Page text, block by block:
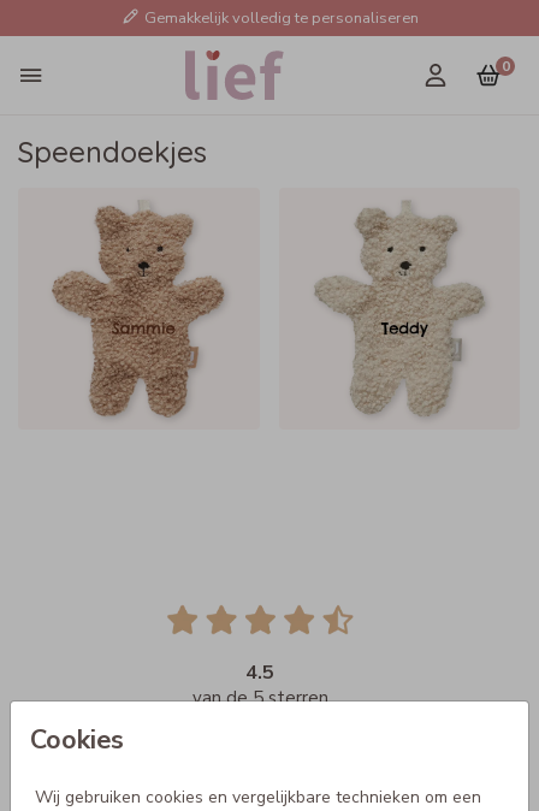
Gemakkelijk volledig te personaliseren
0
Cookies
Wij gebruiken cookies en vergelijkbare technieken om een
Speendoekjes
4.5
van de 5 sterren